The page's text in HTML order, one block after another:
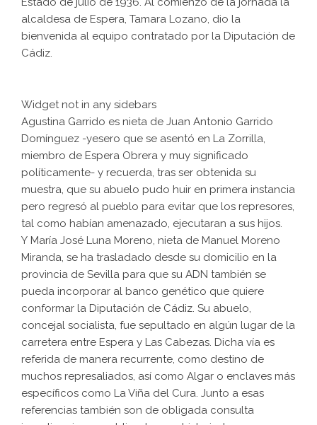
alcaldesa de Espera, Tamara Lozano, dio la
bienvenida al equipo contratado por la Diputación de
Cádiz.
Widget not in any sidebars
Agustina Garrido es nieta de Juan Antonio Garrido
Domínguez -yesero que se asentó en La Zorrilla,
miembro de Espera Obrera y muy significado
políticamente- y recuerda, tras ser obtenida su
muestra, que su abuelo pudo huir en primera instancia
pero regresó al pueblo para evitar que los represores,
tal como habían amenazado, ejecutaran a sus hijos.
Y María José Luna Moreno, nieta de Manuel Moreno
Miranda, se ha trasladado desde su domicilio en la
provincia de Sevilla para que su ADN también se
pueda incorporar al banco genético que quiere
conformar la Diputación de Cádiz. Su abuelo,
concejal socialista, fue sepultado en algún lugar de la
carretera entre Espera y Las Cabezas. Dicha vía es
referida de manera recurrente, como destino de
muchos represaliados, así como Algar o enclaves más
específicos como La Viña del Cura. Junto a esas
referencias también son de obligada consulta